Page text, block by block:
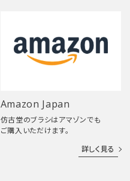
Amazon Japan
仿古堂のブラシはアマゾンでも
ご購入いただけます。
詳しく見る